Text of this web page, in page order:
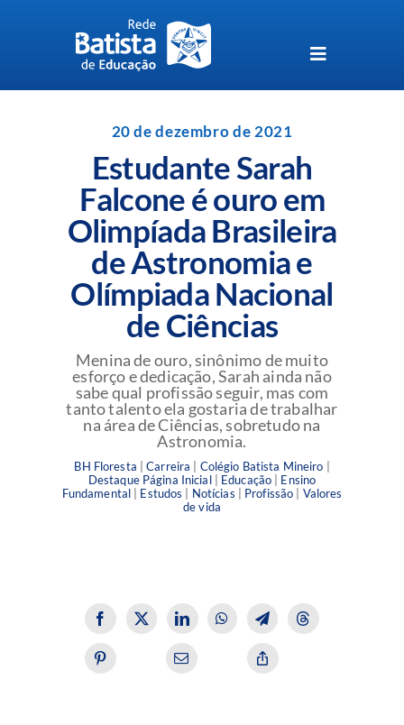
Toggle
Navigation
Perguntas Frequentes
Blog da Rede Batista
20 de dezembro de 2021
Estudante Sarah
Falcone é ouro em
Olimpíada Brasileira
de Astronomia e
Olímpiada Nacional
de Ciências
Menina de ouro, sinônimo de muito
esforço e dedicação, Sarah ainda não
sabe qual profissão seguir, mas com
tanto talento ela gostaria de trabalhar
na área de Ciências, sobretudo na
Astronomia.
BH Floresta |Carreira Colégio Batista Mineiro
Destaque Página Inicial
Educação
Ensino
Fundamental
Estudos Notícias Profissão
Valores
de vida